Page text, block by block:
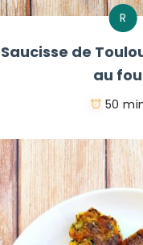
R
Saucisse de
au
50